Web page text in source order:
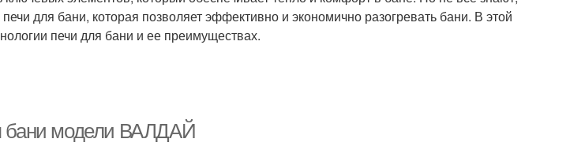
печи для бани, которая позволяет эффективно и экономично разогревать бани. В этой
печи для бани и ее преимуществах.
бани модели ВАЛДАЙ